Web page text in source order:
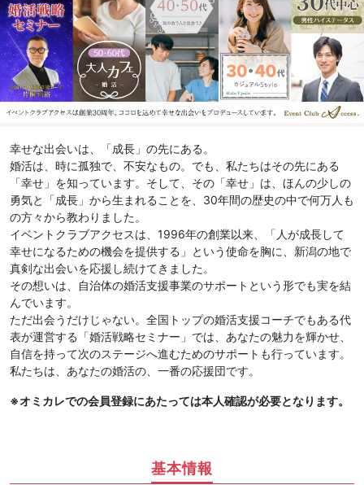
幸せな出会いは、「成長」の先にある。
婚活は、時に孤独で、不安なもの。でも、私たちはその先にある
「幸せ」を知っています。そして、その「幸せ」は、ほんの少しの
勇気と「成長」から生まれることを、30年間の歴史の中で何万人も
の方々から教わりました。
イベントクラブアクセスは、1996年の創業以来、「人が成長して
幸せになるための機会を提供する」という使命を胸に、新潟の地で
真剣な出会いを応援し続けてきました。
その想いは、自治体の婚活支援事業のサポートという形でも実を結
んでいます。
ただ出会うだけじゃない。全国トップの婚活支援コーチでもある代
表が運営する「婚活戦略セミナー」では、あなたの魅力を輝かせ、
自信を持って次のステージへ進むためのサポートも行っています。
私たちは、あなたの婚活の、一番の応援団です。
※オミカレでの会員登録にあたっては本人確認が必要となります。
基本情報